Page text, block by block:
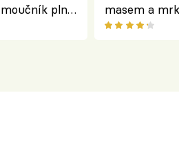
plný
masem a
salátem –